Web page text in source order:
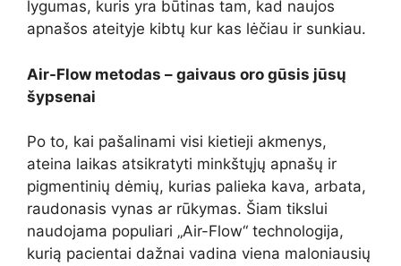
lygumas, kuris yra būtinas tam, kad naujos
apnašos ateityje kibtų kur kas lėčiau ir sunkiau.
Air-Flow metodas – gaivaus oro gūsis jūsų
šypsenai
Po to, kai pašalinami visi kietieji akmenys,
ateina laikas atsikratyti minkštųjų apnašų ir
pigmentinių dėmių, kurias palieka kava, arbata,
raudonasis vynas ar rūkymas. Šiam tikslui
naudojama populiari „Air-Flow“ technologija,
kurią pacientai dažnai vadina viena maloniausių